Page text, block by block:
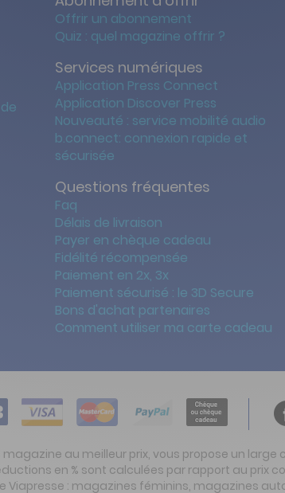
Offrir un abonnement
Quiz : quel magazine offrir ?
Services numériques
Application Press Connect
Application Discover Press
Nouveauté : service mobilité audio
b.connect: connexion rapide et
sécurisée
Questions fréquentes
Faq
Délais de livraison
Payer en chèque cadeau
Fidélité récompensée
Paiement en 2x, 3x
Paiement sécurisé : le 3D Secure
Bons d'achat partenaires
Comment utiliser ma carte cadeau
au meilleur prix, vous propose un
en % sont calculées par rapport au
Viapresse : magazines féminins, magazines